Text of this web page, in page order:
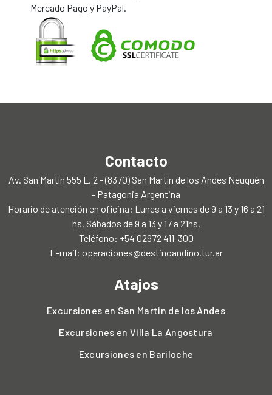
Mercado Pago y PayPal.
Contacto
Av. San Martín 555 L. 2 - (8370) San Martín de los Andes Neuquén
- Patagonia Argentina
Horario de atención en oficina: Lunes a viernes de 9 a 13 y 16 a 21
hs. Sábados de 9 a 13 y 17 a 21hs.
Teléfono: +54 02972 411-300
E-mail: operaciones@destinoandino.tur.ar
Atajos
Excursiones en San Martin de los Andes
Excursiones en Villa La Angostura
Excursiones en Bariloche